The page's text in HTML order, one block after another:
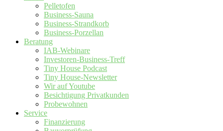
Pelletofen
Business-Sauna
Business-Strandkorb
Business-Porzellan
Beratung
IAB-Webinare
Investoren-Business-Treff
Tiny House Podcast
Tiny House-Newsletter
Wir auf Youtube
Besichtigung Privatkunden
Probewohnen
Service
Finanzierung